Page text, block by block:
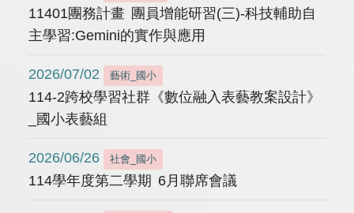
11401團務計畫 團員增能研習(三)-科技輔助自
主學習:Gemini的實作與應用
2026/07/02 藝術_國小
114-2跨校學習社群《數位融入表藝教案設計》
_國小表藝組
2026/06/26 社會_國小
114學年度第二學期 6月聯席會議